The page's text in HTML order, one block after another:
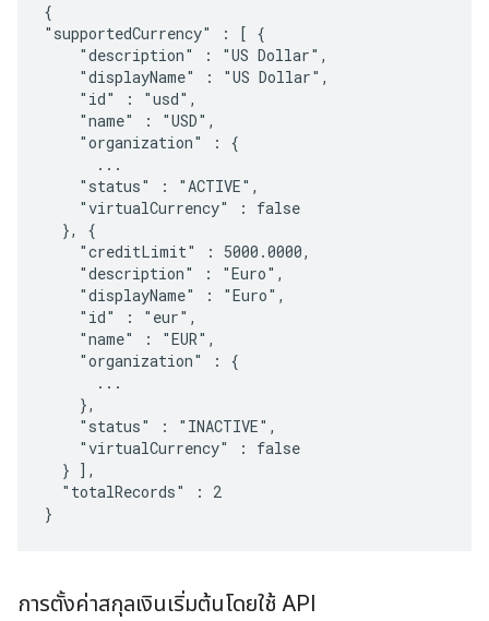
{
"supportedCurrency" : [ {
    "description" : "US Dollar",
    "displayName" : "US Dollar",
    "id" : "usd",
    "name" : "USD",
    "organization" : {
      ...
    "status" : "ACTIVE",
    "virtualCurrency" : false
  }, {
    "creditLimit" : 5000.0000,
    "description" : "Euro",
    "displayName" : "Euro",
    "id" : "eur",
    "name" : "EUR",
    "organization" : {
      ...
    },
    "status" : "INACTIVE",
    "virtualCurrency" : false
  } ],
  "totalRecords" : 2
}
การตั้งค่าสกุลเงินเริ่มต้นโดยใช้ API